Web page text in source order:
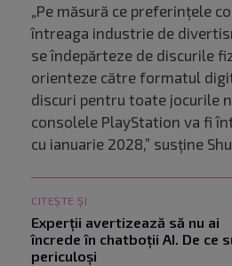
„Pe măsură ce preferințele
întreaga industrie de
se îndepărteze de discurile
orienteze către formatul
discuri pentru toate jocurile
consolele PlayStation va fi
cu ianuarie 2028,” susține
CITEȘTE ȘI
Experții avertizează să nu ai
încrede în chatboții AI. De ce
periculoși